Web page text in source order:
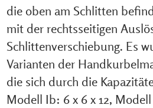
die oben am Schlitten
mit der rechtsseitigen
Schlittenverschiebung. Es
Varianten der
die sich durch die
Modell Ib: 6 x 6 x 12,